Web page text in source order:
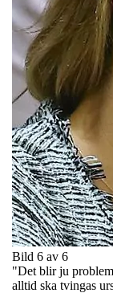
Bild 6 av 6
"Det blir ju
alltid ska tvingas